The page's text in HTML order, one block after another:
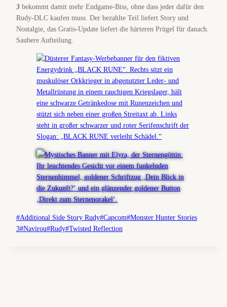
3 bekommt damit mehr Endgame-Biss, ohne dass jeder dafür den
Rudy-DLC kaufen muss. Der bezahlte Teil liefert Story und
Nostalgie, das Gratis-Update liefert die härteren Prügel für danach.
Saubere Aufteilung.
Schlagworte:
#Additional Side Story Rudy#Capcom#Monster Hunter Stories
3#Navirou#Rudy#Twisted Reflection